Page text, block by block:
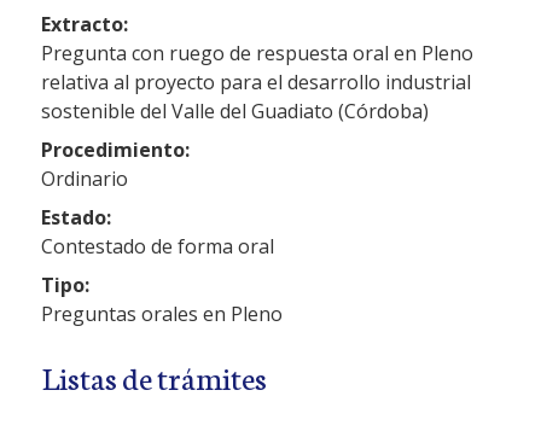
Extracto:
Pregunta con ruego de respuesta oral en Pleno
relativa al proyecto para el desarrollo industrial
sostenible del Valle del Guadiato (Córdoba)
Procedimiento:
Ordinario
Estado:
Contestado de forma oral
Tipo:
Preguntas orales en Pleno
Listas de trámites